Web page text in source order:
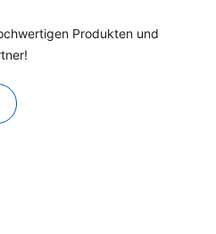
Produkten und